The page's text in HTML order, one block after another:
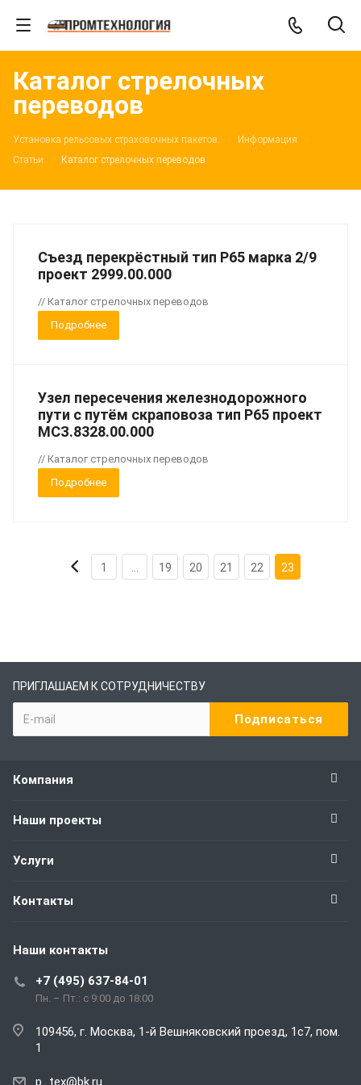
Каталог стрелочных
переводов
Установка рельсовых страховочных пакетов.
Информация
Статьи
Каталог стрелочных переводов
Съезд перекрёстный тип Р65 марка 2/9
проект 2999.00.000
// Каталог стрелочных переводов
Подробнее
Узел пересечения железнодорожного
пути с путём скраповоза тип Р65 проект
МСЗ.8328.00.000
// Каталог стрелочных переводов
Подробнее
1 19 20 21 22 23
ПРИГЛАШАЕМ К СОТРУДНИЧЕСТВУ
Компания
Наши проекты
Услуги
Контакты
Наши контакты
+7 (495) 637-84-01
Пн. – Пт.: с 9:00 до 18:00
109456, г. Москва, 1-й Вешняковский проезд, 1с7, пом.
1
p_tex@bk.ru